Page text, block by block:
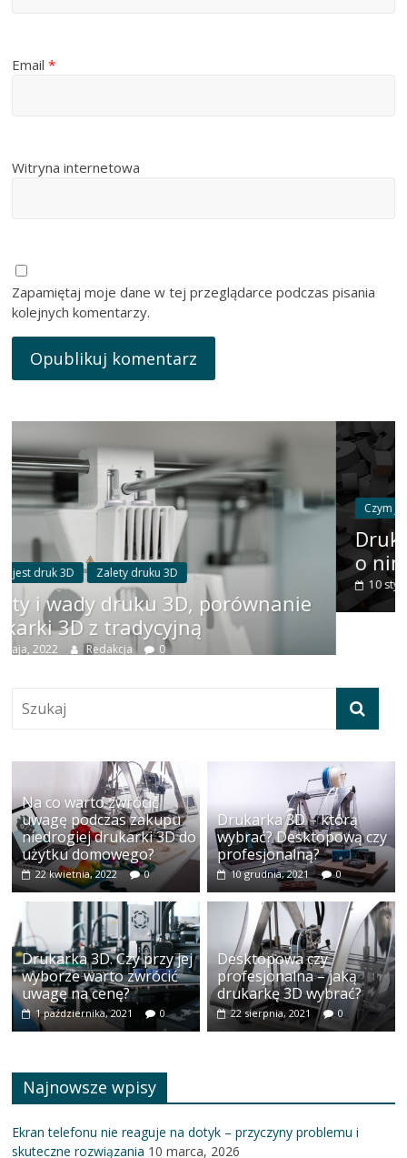
Email*
Witryna internetowa
Zapamiętaj moje dane w tej przeglądarce podczas pisania
kolejnych komentarzy.
Czym jest druk 3D Druk 3D - nowa technologia
Drukowanie trójwymiarowe.
o nim wiedzieć?
10 stycznia, 2022
Na co warto zwrócić
uwagę podczas zakupu
niedrogiej drukarki 3D do
użytku domowego?
22 kwietnia, 2022 0
Drukarka 3D – którą
wybrać? Desktopową czy
profesjonalną?
10 grudnia, 2021 0
Drukarka 3D. Czy przy jej
wyborze warto zwrócić
uwagę na cenę?
1 października, 2021 0
Desktopowa czy
profesjonalna – jaką
drukarkę 3D wybrać?
22 sierpnia, 2021 0
Ekran telefonu nie reaguje na dotyk – przyczyny problemu i
skuteczne rozwiązania 10 marca, 2026
Jak wybrać idealne etui do telefonu – poradnik dla sprzedawców i